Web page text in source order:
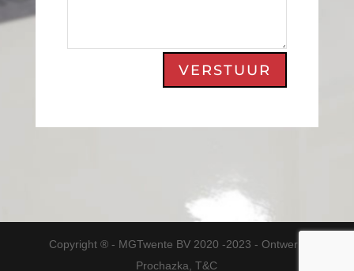
VERSTUUR
Copyright ® - MGTwente BV 2020 -2023 - Ontwerp
Prochazka, T&C